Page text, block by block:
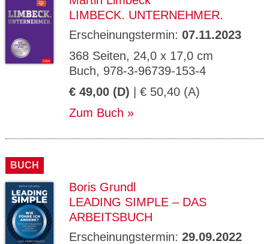
LIMBECK. UNTERNEHMER.
Erscheinungstermin: 07.11.2023
368 Seiten, 24,0 x 17,0 cm
Buch, 978-3-96739-153-4
€ 49,00 (D) | € 50,40 (A)
Zum Buch
BUCH
Boris Grundl
LEADING SIMPLE – DAS
ARBEITSBUCH
Erscheinungstermin: 29.09.2022